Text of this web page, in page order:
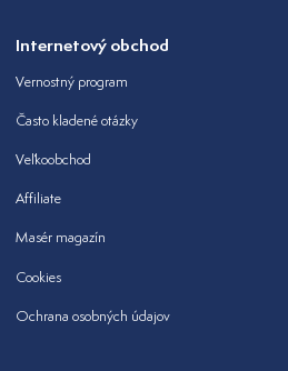
Internetový obchod
Vernostný program
Často kladené otázky
Veľkoobchod
Affiliate
Masér magazín
Cookies
Ochrana osobných údajov